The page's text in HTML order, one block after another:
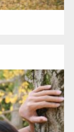
チョ) 大胸筋 肩 腹